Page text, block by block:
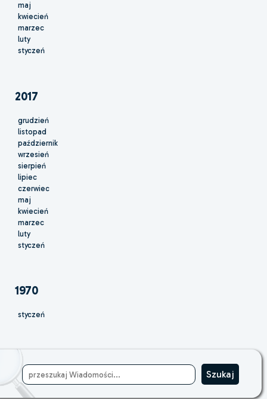
maj
kwiecień
marzec
luty
styczeń
2017
grudzień
listopad
październik
wrzesień
sierpień
lipiec
czerwiec
maj
kwiecień
marzec
luty
styczeń
1970
styczeń